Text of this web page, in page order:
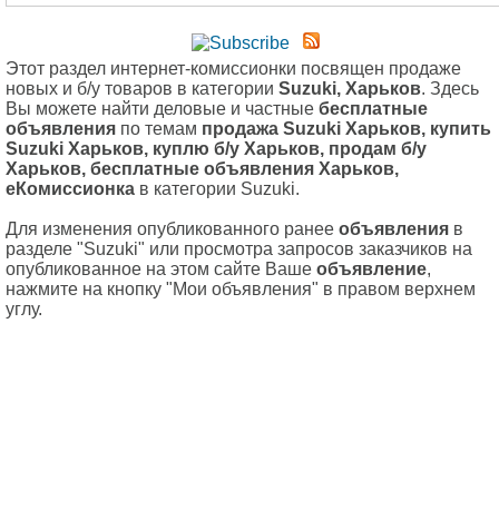
Этот раздел интернет-комиссионки посвящен продаже
новых и б/у товаров в категории Suzuki, Харьков. Здесь
Вы можете найти деловые и частные бесплатные
объявления по темам продажа Suzuki Харьков, купить
Suzuki Харьков, куплю б/у Харьков, продам б/у
Харьков, бесплатные объявления Харьков,
еКомиссионка в категории Suzuki.
Для изменения опубликованного ранее объявления в
разделе "Suzuki" или просмотра запросов заказчиков на
опубликованное на этом сайте Ваше объявление,
нажмите на кнопку "Мои объявления" в правом верхнем
углу.